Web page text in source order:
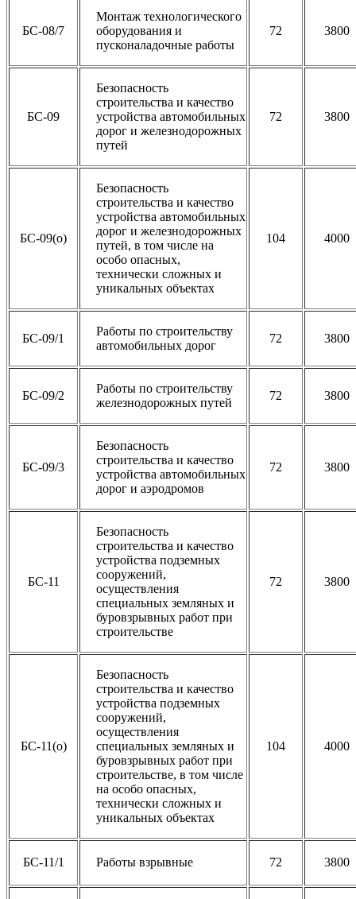
БС-08/7
Монтаж технологического
оборудования и
пусконаладочные работы
72 3800
БС-09
Безопасность
строительства и качество
устройства автомобильных
дорог и железнодорожных
путей
72 3800
БС-09(о)
Безопасность
строительства и качество
устройства автомобильных
дорог и железнодорожных
путей, в том числе на
особо опасных,
технически сложных и
уникальных объектах
104 4000
БС-09/1
Работы по строительству
автомобильных дорог
72 3800
БС-09/2
Работы по строительству
железнодорожных путей
72 3800
БС-09/3
Безопасность
строительства и качество
устройства автомобильных
дорог и аэродромов
72 3800
БС-11
Безопасность
строительства и качество
устройства подземных
сооружений,
осуществления
специальных земляных и
буровзрывных работ при
строительстве
72 3800
БС-11(о)
Безопасность
строительства и качество
устройства подземных
сооружений,
осуществления
специальных земляных и
буровзрывных работ при
строительстве, в том числе
на особо опасных,
технически сложных и
уникальных объектах
104 4000
БС-11/1 Работы взрывные 72 3800